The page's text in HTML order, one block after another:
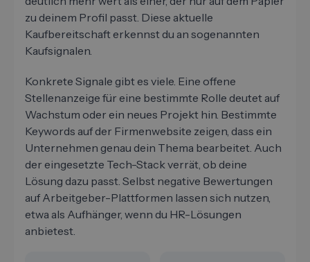
zu deinem Profil passt. Diese aktuelle
Kaufbereitschaft erkennst du an sogenannten
Kaufsignalen.
Konkrete Signale gibt es viele. Eine offene
Stellenanzeige für eine bestimmte Rolle deutet auf
Wachstum oder ein neues Projekt hin. Bestimmte
Keywords auf der Firmenwebsite zeigen, dass ein
Unternehmen genau dein Thema bearbeitet. Auch
der eingesetzte Tech-Stack verrät, ob deine
Lösung dazu passt. Selbst negative Bewertungen
auf Arbeitgeber-Plattformen lassen sich nutzen,
etwa als Aufhänger, wenn du HR-Lösungen
anbietest.